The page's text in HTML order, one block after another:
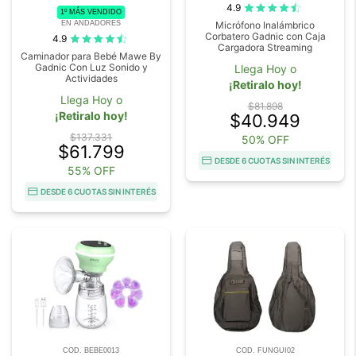
1º MÁS VENDIDO
EN ANDADORES
4.9
Caminador para Bebé Mawe By
Gadnic Con Luz Sonido y
Actividades
Llega Hoy o
¡Retiralo hoy!
$137.331
$61.799
55% OFF
DESDE 6 CUOTAS SIN INTERÉS
4.9
Micrófono Inalámbrico
Corbatero Gadnic con Caja
Cargadora Streaming
Llega Hoy o
¡Retiralo hoy!
$81.898
$40.949
50% OFF
DESDE 6 CUOTAS SIN INTERÉS
COD. BEBE0013 COD. FUNGUI02